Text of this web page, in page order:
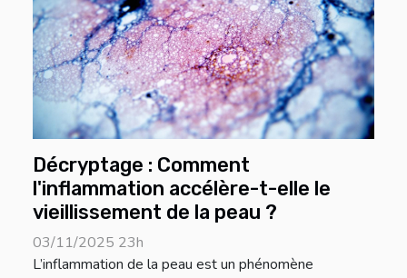
Décryptage : Comment
l'inflammation accélère-t-elle le
vieillissement de la peau ?
03/11/2025 23h
L’inflammation de la peau est un phénomène